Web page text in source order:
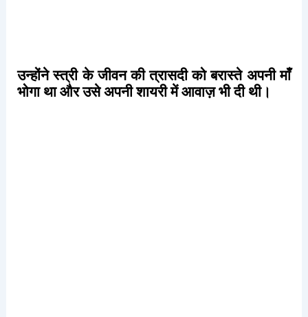
उन्होंने स्त्री के जीवन की त्रासदी को बरास्ते अपनी माँ
भोगा थाऔरउसेअपनीशायरीमेंआवाज़भीदी थी।